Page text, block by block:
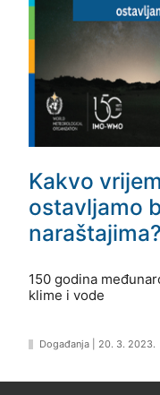
Kakvo
ostavljamo
naraštajima?
150 godina
klime i vode
Događanja 20. 3. 2023.